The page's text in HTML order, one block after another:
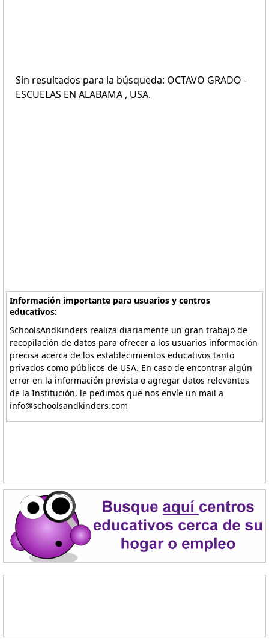
Sin resultados para la búsqueda: OCTAVO GRADO -
ESCUELAS EN ALABAMA , USA.
Información importante para usuarios y centros
educativos:
SchoolsAndKinders realiza diariamente un gran trabajo de
recopilación de datos para ofrecer a los usuarios información
precisa acerca de los establecimientos educativos tanto
privados como públicos de USA. En caso de encontrar algún
error en la información provista o agregar datos relevantes
de la Institución, le pedimos que nos envíe un mail a
info@schoolsandkinders.com